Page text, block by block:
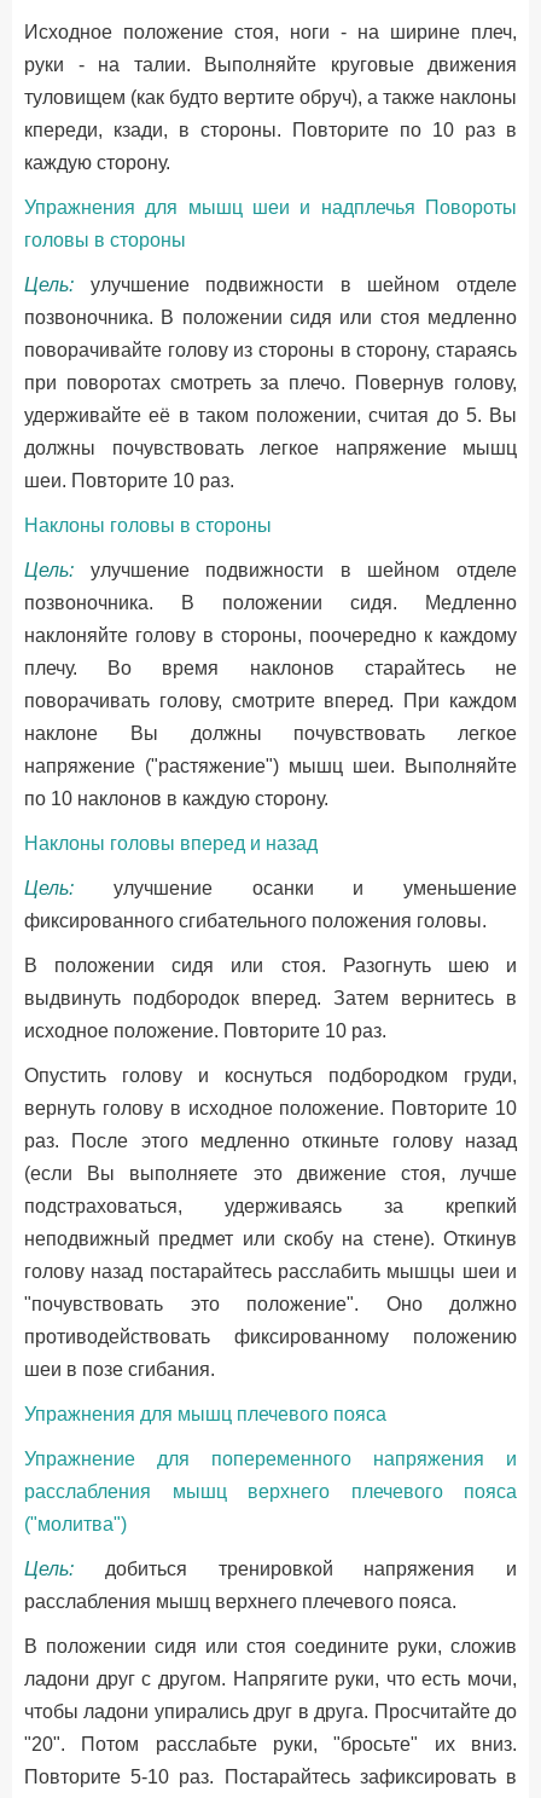
Исходное положение стоя, ноги - на ширине плеч,
руки - на талии. Выполняйте круговые движения
туловищем (как будто вертите обруч), а также наклоны
кпереди, кзади, в стороны. Повторите по 10 раз в
каждую сторону.
Упражнения для мышц шеи и надплечья Повороты
головы в стороны
Цель: улучшение подвижности в шейном отделе
позвоночника. В положении сидя или стоя медленно
поворачивайте голову из стороны в сторону, стараясь
при поворотах смотреть за плечо. Повернув голову,
удерживайте её в таком положении, считая до 5. Вы
должны почувствовать легкое напряжение мышц
шеи. Повторите 10 раз.
Наклоны головы в стороны
Цель: улучшение подвижности в шейном отделе
позвоночника. В положении сидя. Медленно
наклоняйте голову в стороны, поочередно к каждому
плечу. Во время наклонов старайтесь не
поворачивать голову, смотрите вперед. При каждом
наклоне Вы должны почувствовать легкое
напряжение ("растяжение") мышц шеи. Выполняйте
по 10 наклонов в каждую сторону.
Наклоны головы вперед и назад
Цель: улучшение осанки и уменьшение
фиксированного сгибательного положения головы.
В положении сидя или стоя. Разогнуть шею и
выдвинуть подбородок вперед. Затем вернитесь в
исходное положение. Повторите 10 раз.
Опустить голову и коснуться подбородком груди,
вернуть голову в исходное положение. Повторите 10
раз. После этого медленно откиньте голову назад
(если Вы выполняете это движение стоя, лучше
подстраховаться, удерживаясь за крепкий
неподвижный предмет или скобу на стене). Откинув
голову назад постарайтесь расслабить мышцы шеи и
"почувствовать это положение". Оно должно
противодействовать фиксированному положению
шеи в позе сгибания.
Упражнения для мышц плечевого пояса
Упражнение для попеременного напряжения и
расслабления мышц верхнего плечевого пояса
("молитва")
Цель: добиться тренировкой напряжения и
расслабления мышц верхнего плечевого пояса.
В положении сидя или стоя соедините руки, сложив
ладони друг с другом. Напрягите руки, что есть мочи,
чтобы ладони упирались друг в друга. Просчитайте до
"20". Потом расслабьте руки, "бросьте" их вниз.
Повторите 5-10 раз. Постарайтесь зафиксировать в